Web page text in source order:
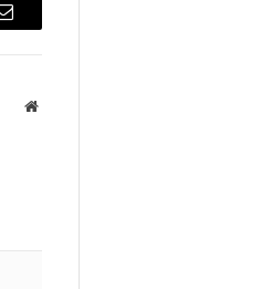
Email
Website